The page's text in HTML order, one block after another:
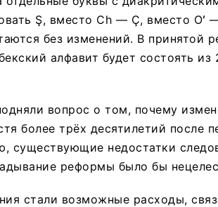
Ş, вместо Ch — Ç, вместо Oʻ
без изменений. В принятой
алфавит будет состоять из
вопрос о том, почему
более трёх десятилетий после
существующие недостатки
реформы было бы
стали возможные расходы,